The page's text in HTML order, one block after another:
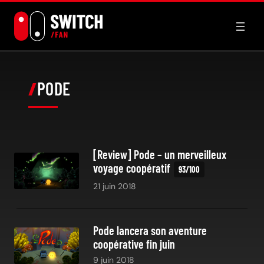
contenu
PODE
[Review] Pode – un merveilleux
voyage coopératif
21 juin 2018
Pode lancera son aventure
coopérative fin juin
9 juin 2018